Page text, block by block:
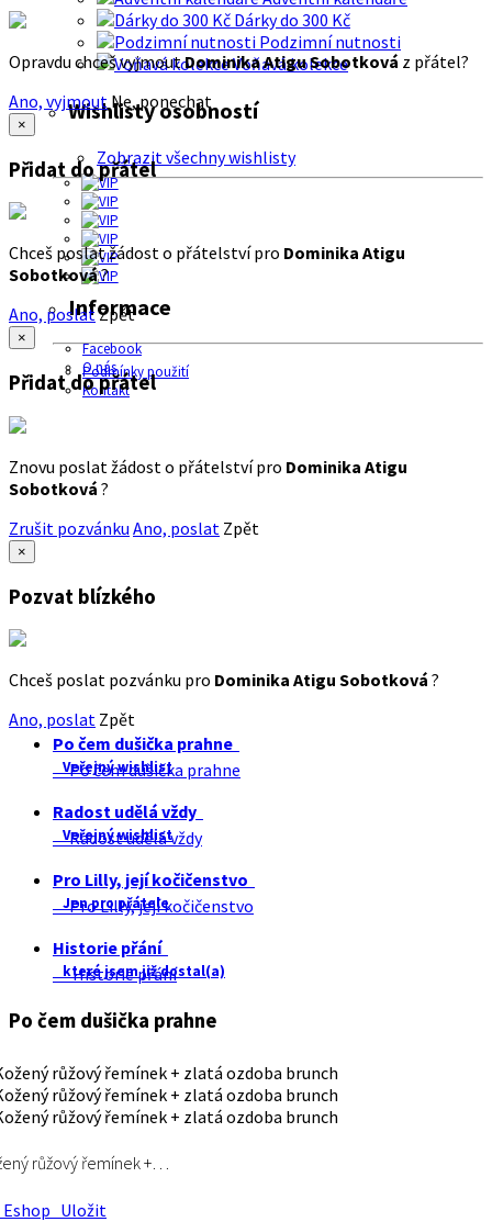
Dárky do 300 Kč
Podzimní nutnosti
Voňavá kolekce
Wishlisty osobností
Zobrazit všechny wishlisty
Informace
Facebook
O nás
Podmínky použití
Kontakt
Opravdu chceš vyjmoutDominika Atigu Sobotková z přátel?
Ano, vyjmout Ne, ponechat
×
Přidat do přátel
Chceš poslat žádost o přátelství pro Dominika Atigu
Sobotková?
Ano, poslatZpět
×
Přidat do přátel
Znovu poslat žádost o přátelství pro Dominika Atigu
Sobotková ?
Zrušit pozvánku Ano, poslat Zpět
×
Pozvat blízkého
Chceš poslat pozvánku pro Dominika Atigu Sobotková ?
Ano, poslat Zpět
Po čem dušička prahne
Veřejný wishlist
Po čem dušička prahne
Radost udělá vždy
Veřejný wishlist
Radost udělá vždy
Pro Lilly, její kočičenstvo
Jen pro přátele
Pro Lilly, její kočičenstvo
Historie přání
které jsem již dostal(a)
Historie přání
Po čem dušička prahne
růžový řemínek +…
Uložit